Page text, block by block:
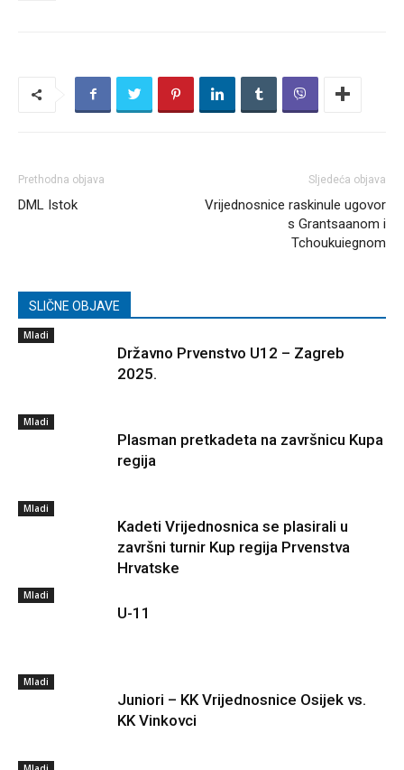
Prethodna objava
DML Istok
Sljedeća objava
Vrijednosnice raskinule ugovor
s Grantsaanom i
Tchoukuiegnom
SLIČNE OBJAVE
Mladi
Državno Prvenstvo U12 – Zagreb
2025.
Mladi
Plasman pretkadeta na završnicu Kupa
regija
Mladi
Kadeti Vrijednosnica se plasirali u
završni turnir Kup regija Prvenstva
Hrvatske
Mladi
U-11
Mladi
Juniori – KK Vrijednosnice Osijek vs.
KK Vinkovci